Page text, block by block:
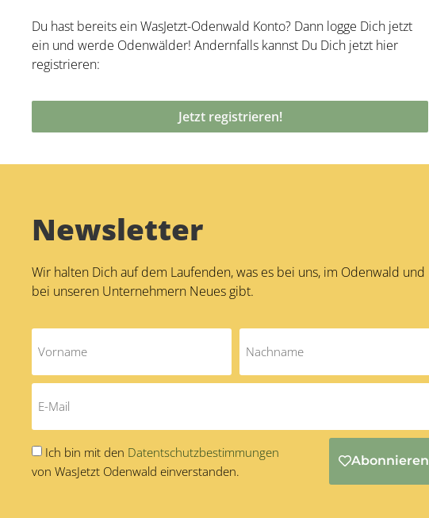
Du hast bereits ein WasJetzt-Odenwald Konto? Dann logge Dich jetzt
ein und werde Odenwälder! Andernfalls kannst Du Dich jetzt hier
registrieren:
Jetzt registrieren!
Newsletter
Wir halten Dich auf dem Laufenden, was es bei uns, im Odenwald und
bei unseren Unternehmern Neues gibt.
Ich bin mit den Datentschutzbestimmungen
von WasJetzt Odenwald einverstanden.
Abonnieren